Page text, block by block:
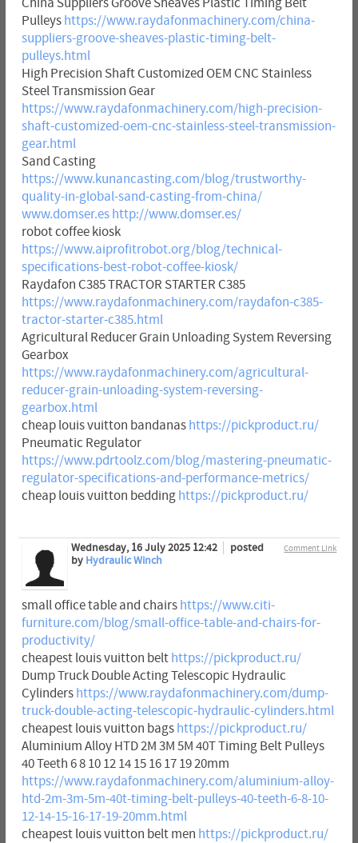
China Suppliers Groove Sheaves Plastic Timing Belt
Pulleys https://www.raydafonmachinery.com/china-
suppliers-groove-sheaves-plastic-timing-belt-
pulleys.html
High Precision Shaft Customized OEM CNC Stainless
Steel Transmission Gear
https://www.raydafonmachinery.com/high-precision-
shaft-customized-oem-cnc-stainless-steel-transmission-
gear.html
Sand Casting
https://www.kunancasting.com/blog/trustworthy-
quality-in-global-sand-casting-from-china/
www.domser.es http://www.domser.es/
robot coffee kiosk
https://www.aiprofitrobot.org/blog/technical-
specifications-best-robot-coffee-kiosk/
Raydafon C385 TRACTOR STARTER C385
https://www.raydafonmachinery.com/raydafon-c385-
tractor-starter-c385.html
Agricultural Reducer Grain Unloading System Reversing
Gearbox
https://www.raydafonmachinery.com/agricultural-
reducer-grain-unloading-system-reversing-
gearbox.html
cheap louis vuitton bandanas https://pickproduct.ru/
Pneumatic Regulator
https://www.pdrtoolz.com/blog/mastering-pneumatic-
regulator-specifications-and-performance-metrics/
cheap louis vuitton bedding https://pickproduct.ru/
Comment Link
Wednesday, 16 July 2025 12:42
posted
by Hydraulic Winch
small office table and chairs https://www.citi-
furniture.com/blog/small-office-table-and-chairs-for-
productivity/
cheapest louis vuitton belt https://pickproduct.ru/
Dump Truck Double Acting Telescopic Hydraulic
Cylinders https://www.raydafonmachinery.com/dump-
truck-double-acting-telescopic-hydraulic-cylinders.html
cheapest louis vuitton bags https://pickproduct.ru/
Aluminium Alloy HTD 2M 3M 5M 40T Timing Belt Pulleys
40 Teeth 6 8 10 12 14 15 16 17 19 20mm
https://www.raydafonmachinery.com/aluminium-alloy-
htd-2m-3m-5m-40t-timing-belt-pulleys-40-teeth-6-8-10-
12-14-15-16-17-19-20mm.html
cheapest louis vuitton belt men https://pickproduct.ru/